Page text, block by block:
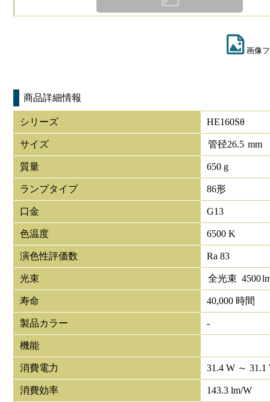
画像
商品詳細情報
シリーズ HE160Sθ
サイズ 管径26.5 mm
質量 650 g
ランプタイプ 86形
口金 G13
色温度 6500 K
演色性評価数 Ra 83
光束 全光束 4500
寿命 40,000 時間
製品カラー -
機能
消費電力 31.4 W ～ 31.1
消費効率 143.3 lm/W